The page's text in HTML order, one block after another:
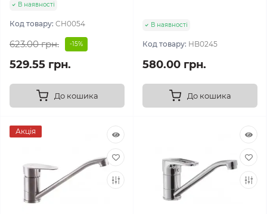
В наявності
Код товару: CH0054
623.00 грн. -15%
529.55 грн.
До кошика
В наявності
Код товару: HB0245
580.00 грн.
До кошика
Акція